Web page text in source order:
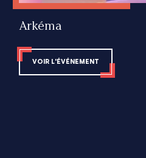
Arkéma
VOIR L'ÉVÉNEMENT